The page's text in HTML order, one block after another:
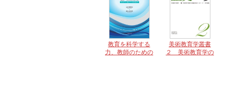
教育を科学する
力、教師のための
美術教育学叢書
２ 美術教育学の